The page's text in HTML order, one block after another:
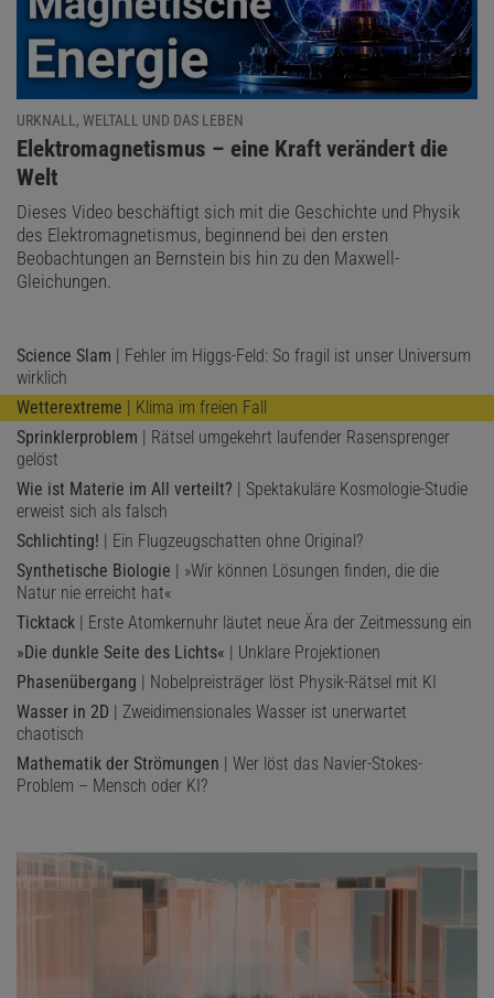
URKNALL, WELTALL UND DAS LEBEN
:
Elektromagnetismus – eine Kraft verändert die
Welt
Dieses Video beschäftigt sich mit die Geschichte und Physik
des Elektromagnetismus, beginnend bei den ersten
Beobachtungen an Bernstein bis hin zu den Maxwell-
Gleichungen.
Science Slam | Fehler im Higgs-Feld: So fragil ist unser Universum
wirklich
Wetterextreme | Klima im freien Fall
Sprinklerproblem | Rätsel umgekehrt laufender Rasensprenger
gelöst
Wie ist Materie im All verteilt? | Spektakuläre Kosmologie-Studie
erweist sich als falsch
Schlichting! | Ein Flugzeugschatten ohne Original?
Synthetische Biologie | »Wir können Lösungen finden, die die
Natur nie erreicht hat«
Ticktack | Erste Atomkernuhr läutet neue Ära der Zeitmessung ein
»Die dunkle Seite des Lichts« | Unklare Projektionen
Phasenübergang | Nobelpreisträger löst Physik-Rätsel mit KI
Wasser in 2D | Zweidimensionales Wasser ist unerwartet
chaotisch
Mathematik der Strömungen | Wer löst das Navier-Stokes-
Problem – Mensch oder KI?